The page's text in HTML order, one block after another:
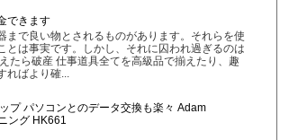
できます
まで良い物とされるものがあります。それらを使
とは事実です。しかし、それに囚われ過ぎるのは
たら破産 仕事道具全てを高級品で揃えたり、趣
ればより確...
プ パソコンとのデータ交換も楽々 Adam
ング HK661